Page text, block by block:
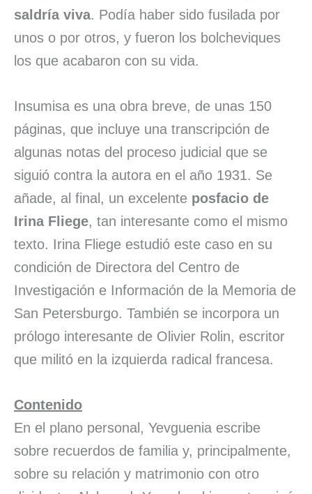
saldría viva. Podía haber sido fusilada por
unos o por otros, y fueron los bolcheviques
los que acabaron con su vida.
Insumisa es una obra breve, de unas 150
páginas, que incluye una transcripción de
algunas notas del proceso judicial que se
siguió contra la autora en el año 1931. Se
añade, al final, un excelente posfacio de
Irina Fliege, tan interesante como el mismo
texto. Irina Fliege estudió este caso en su
condición de Directora del Centro de
Investigación e Información de la Memoria de
San Petersburgo. También se incorpora un
prólogo interesante de Olivier Rolin, escritor
que militó en la izquierda radical francesa.
Contenido
En el plano personal, Yevguenia escribe
sobre recuerdos de familia y, principalmente,
sobre su relación y matrimonio con otro